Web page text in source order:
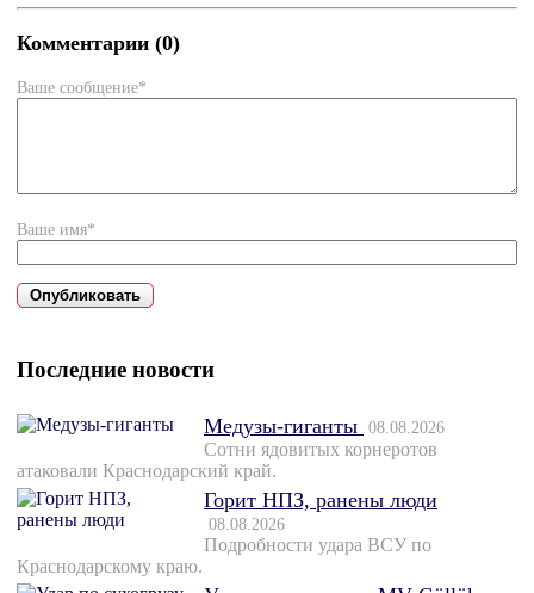
Комментарии (0)
Ваше сообщение*
Ваше имя*
Последние новости
Медузы-гиганты 08.08.2026
Сотни ядовитых корнеротов
атаковали Краснодарский край.
Горит НПЗ, ранены люди
08.08.2026
Подробности удара ВСУ по
Краснодарскому краю.